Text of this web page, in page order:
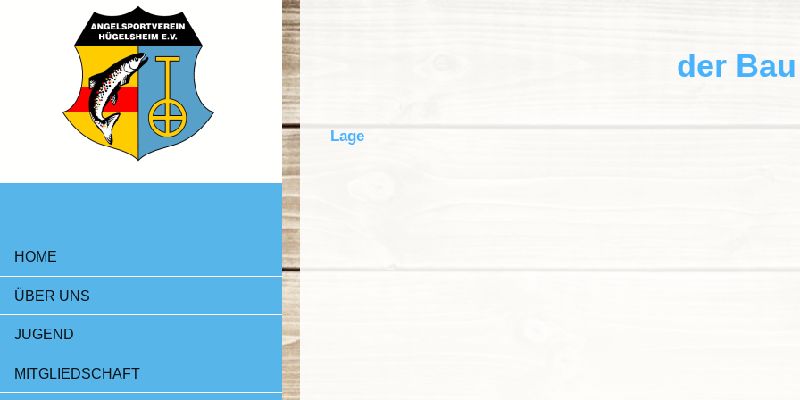
HOME
ÜBER UNS
JUGEND
MITGLIEDSCHAFT
der
Lage